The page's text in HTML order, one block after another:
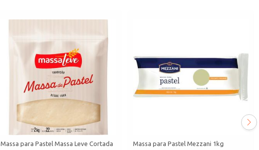
Massa para Pastel Massa Leve Cortada
Massa para Pastel Mezzani 1kg